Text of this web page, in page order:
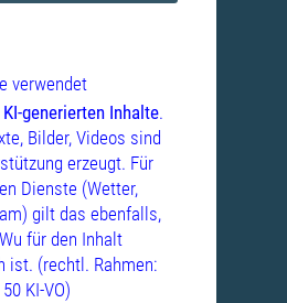
verwendet
KI-generierten Inhalte.
Bilder, Videos sind
erzeugt. Für
Dienste (Wetter,
gilt das ebenfalls,
für den Inhalt
ist. (rechtl. Rahmen:
KI-VO)